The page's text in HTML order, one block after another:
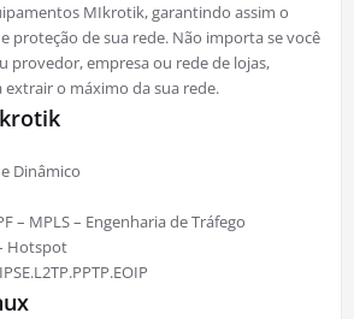
MIkrotik, garantindo assim o
proteção de sua rede. Não importa se você
provedor, empresa ou rede de lojas,
o máximo da sua rede.
Dinâmico
– MPLS – Engenharia de Tráfego
Hotspot